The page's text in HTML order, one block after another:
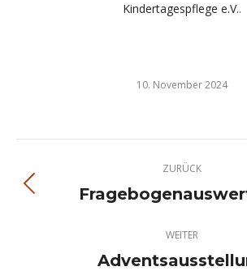
Kindertagespflege e.V..
10. November 2024
ZURÜCK
Vorheriger
WEITER
Nächster